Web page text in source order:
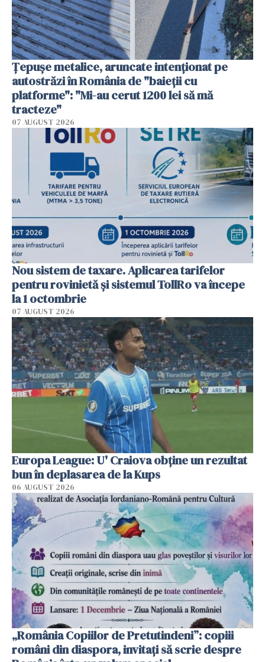
Țepușe metalice, aruncate intenționat pe
autostrăzi în România de "baieții cu
platforme": "Mi-au cerut 1200 lei să mă
tracteze"
07 AUGUST 2026
Nou sistem de taxare. Aplicarea tarifelor
pentru rovinietă şi sistemul TollRo va începe
la 1 octombrie
07 AUGUST 2026
Europa League: U' Craiova obține un rezultat
bun în deplasarea de la Kups
06 AUGUST 2026
„România Copiilor de Pretutindeni”: copiii
români din diaspora, invitați să scrie despre